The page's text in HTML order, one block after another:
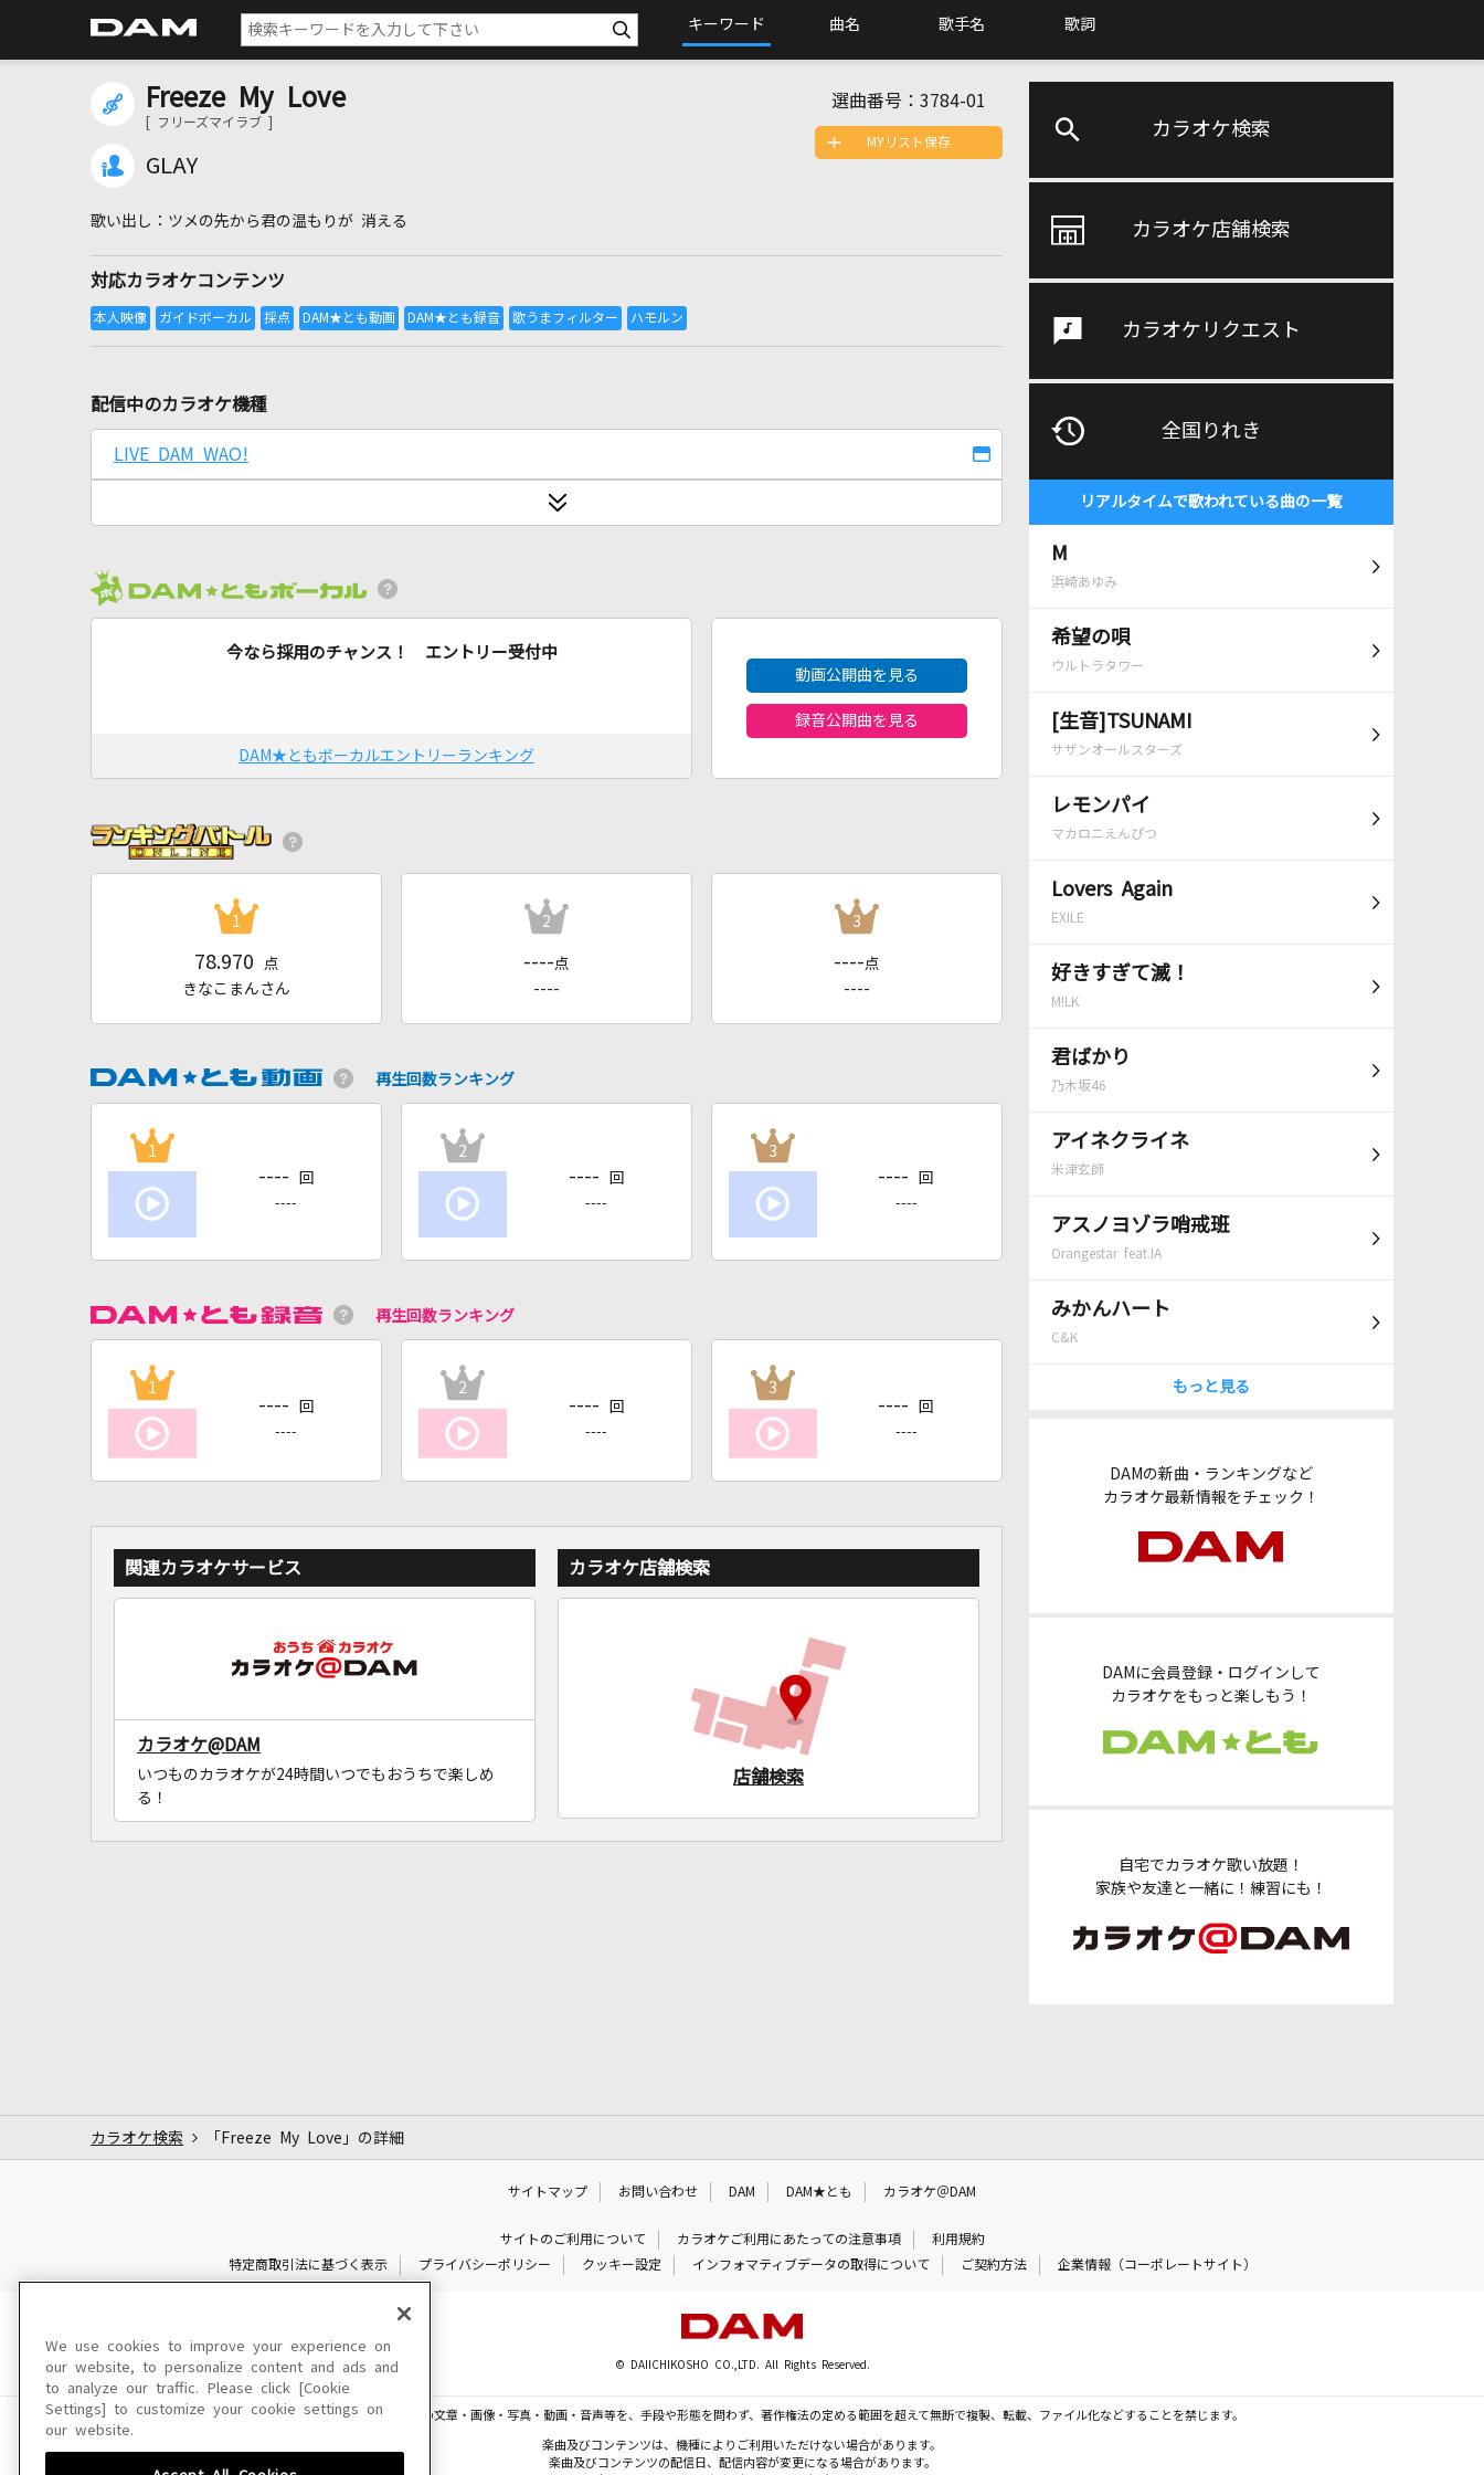
キーワード 曲名 歌手名 歌詞
カラオケ検索
カラオケ店舗検索
カラオケリクエスト
全国りれき
リアルタイムで歌われている曲の一覧
M
浜崎あゆみ
希望の唄
ウルトラタワー
[生音]TSUNAMI
サザンオールスターズ
レモンパイ
マカロニえんぴつ
Lovers Again
EXILE
好きすぎて滅！
M!LK
君ばかり
乃木坂46
アイネクライネ
米津玄師
アスノヨゾラ哨戒班
Orangestar feat.IA
みかんハート
C&K
もっと見る
DAMの新曲・ランキングなど
カラオケ最新情報をチェック！
DAMに会員登録・ログインして
カラオケをもっと楽しもう！
自宅でカラオケ歌い放題！
家族や友達と一緒に！練習にも！
Freeze My Love
[ フリーズマイラブ ]
GLAY
選曲番号： 3784-01
ツメの先から君の温もりが 消える
対応カラオケコンテンツ
MYリスト保存
配信中のカラオケ機種
LIVE DAM WAO!
今なら採用のチャンス！ エントリー受付中
DAM★ともボーカルエントリーランキング
動画公開曲を見る
録音公開曲を見る
1
78.970
点
きなこまんさん
2
---- 点
----
3
---- 点
----
再生回数ランキング
1
---- 回
----
2
---- 回
----
3
---- 回
----
再生回数ランキング
1
---- 回
----
2
---- 回
----
3
---- 回
----
関連カラオケサービス
カラオケ@DAM
いつものカラオケが24時間いつでもおうちで楽しめ
る！
カラオケ店舗検索
店舗検索
カラオケ検索 「Freeze My Love」の詳細
サイトマップ お問い合わせ DAM DAM★とも カラオケ＠DAM
サイトのご利用について カラオケご利用にあたっての注意事項
利用規約
特定商取引法に基づく表示
プライバシーポリシー クッキー設定 インフォマティブデータの取得について ご契約方法 企業情報（コーポレートサイト）
© DAIICHIKOSHO CO.,LTD. All Rights Reserved.
このサイトに掲載されている一切の文章・画像・写真・動画・音声等を、手段や形態を問わず、著作権法の定める範囲を超えて無断で複製、転載、ファイル化などすることを禁じます。
楽曲及びコンテンツは、機種によりご利用いただけない場合があります。
楽曲及びコンテンツの配信日、配信内容が変更になる場合があります。
We use cookies to improve your experience on
our website, to personalize content and ads and
to analyze our traffic. Please click [Cookie
Settings] to customize your cookie settings on
our website.